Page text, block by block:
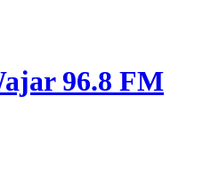
96.8 FM